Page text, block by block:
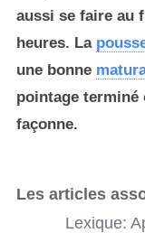
aussi se faire au
heures. La
une bonne
pointage terminé
façonne.
Les articles
Lexique: